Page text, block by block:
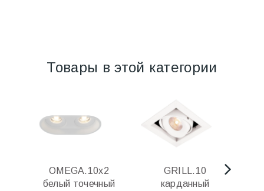
Товары в этой категории
OMEGA.10х2
белый точечный
GRILL.10
карданный